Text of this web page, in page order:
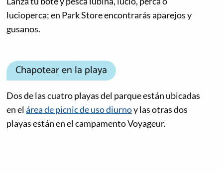
lucioperca; en Park Store encontrarás aparejos y
gusanos.
Chapotear en la playa
Dos de las cuatro playas del parque están ubicadas
en elárea de picnic de uso diurnoy las otras dos
playas están en el campamento Voyageur.